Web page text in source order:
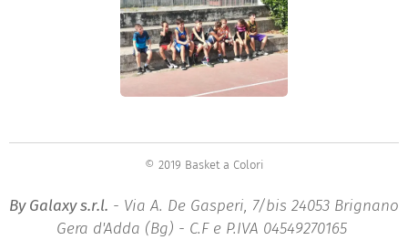
© 2019 Basket a Colori
By Galaxy s.r.l. - Via A. De Gasperi, 7/bis 24053 Brignano
Gera d'Adda (Bg) - C.F e P.IVA 04549270165